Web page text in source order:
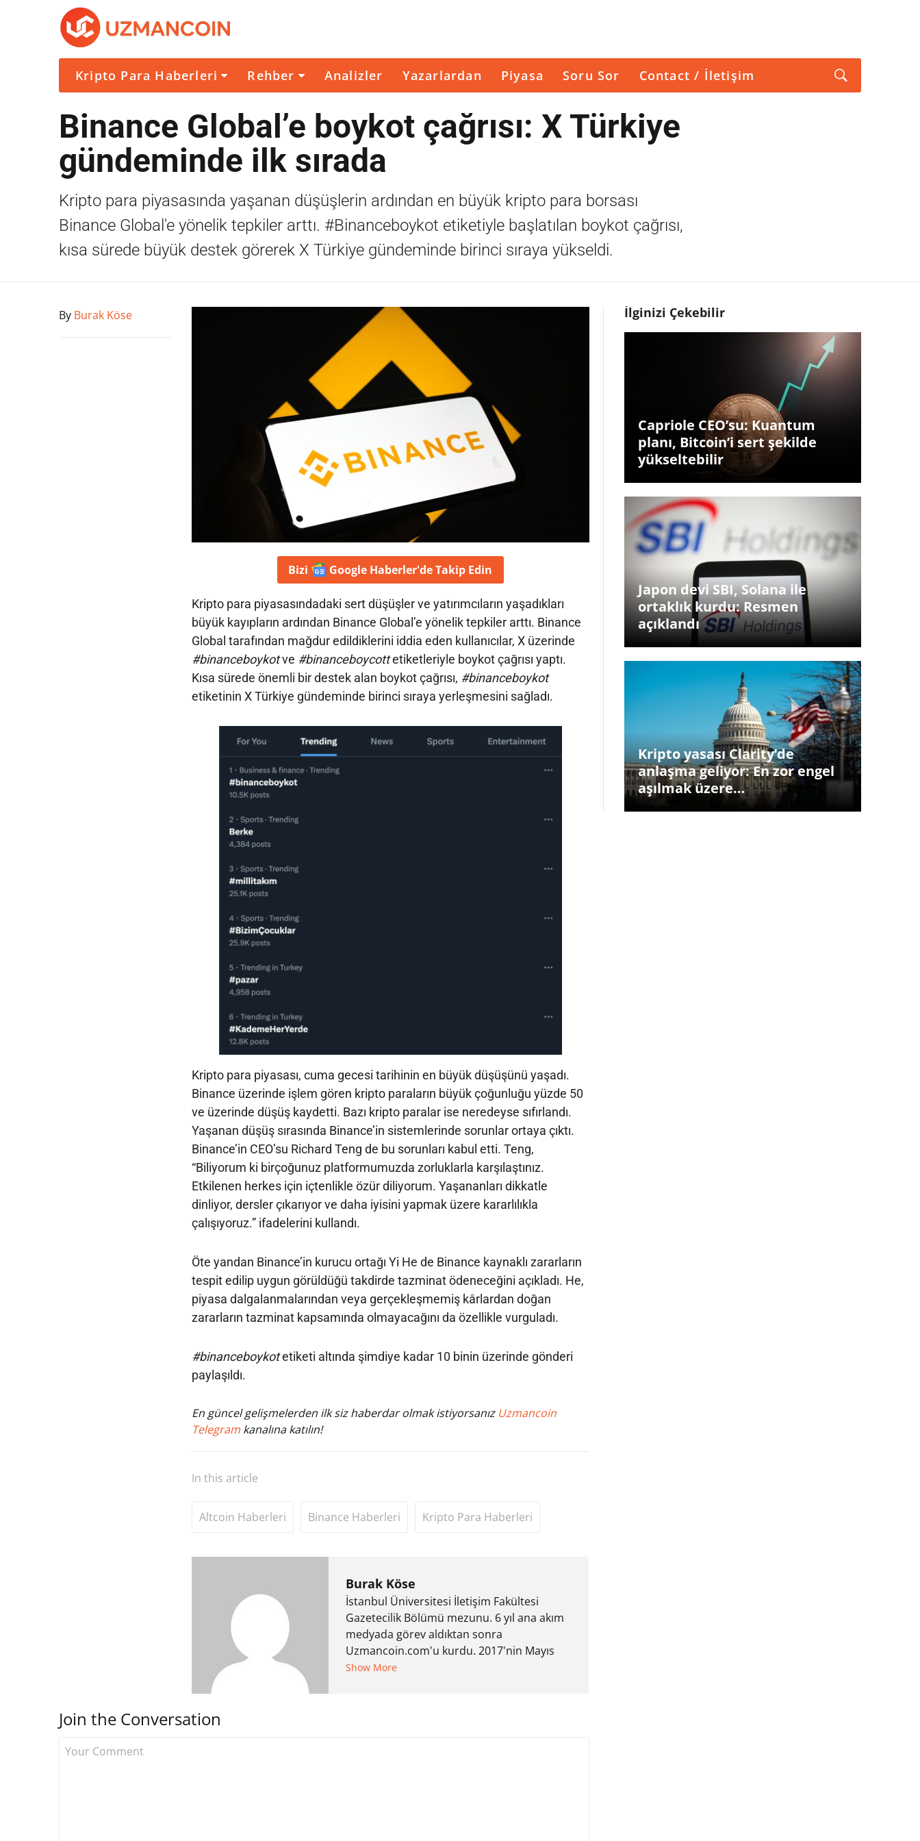
Kripto Para Haberleri Rehber Analizler Yazarlardan Piyasa Soru Sor Contact / İletişim
Binance Global’e boykot çağrısı: X Türkiye
gündeminde ilk sırada
Kripto para piyasasında yaşanan düşüşlerin ardından en büyük kripto para borsası
Binance Global'e yönelik tepkiler arttı. #Binanceboykot etiketiyle başlatılan boykot çağrısı,
kısa sürede büyük destek görerek X Türkiye gündeminde birinci sıraya yükseldi.
By Burak Köse
Bizi Google Haberler'deTakip Edin
Kripto para piyasasındadaki sert düşüşler ve yatırımcıların yaşadıkları
büyük kayıpların ardından Binance Global’e yönelik tepkiler arttı. Binance
Global tarafından mağdur edildiklerini iddia eden kullanıcılar, X üzerinde
#binanceboykotve #binanceboycottetiketleriyle boykot çağrısı yaptı.
Kısa sürede önemli bir destek alan boykot çağrısı, #binanceboykot
etiketinin X Türkiye gündeminde birinci sıraya yerleşmesini sağladı.
Kripto para piyasası, cuma gecesi tarihinin en büyük düşüşünü yaşadı.
Binance üzerinde işlem gören kripto paraların büyük çoğunluğu yüzde 50
ve üzerinde düşüş kaydetti. Bazı kripto paralar ise neredeyse sıfırlandı.
Yaşanan düşüş sırasında Binance’in sistemlerinde sorunlar ortaya çıktı.
Binance’in CEO’su Richard Teng de bu sorunları kabul etti. Teng,
“Biliyorum ki birçoğunuz platformumuzda zorluklarla karşılaştınız.
Etkilenen herkes için içtenlikle özür diliyorum. Yaşananları dikkatle
dinliyor, dersler çıkarıyor ve daha iyisini yapmak üzere kararlılıkla
çalışıyoruz.” ifadelerini kullandı.
Öte yandan Binance’in kurucu ortağı Yi He de Binance kaynaklı zararların
tespit edilip uygun görüldüğü takdirde tazminat ödeneceğini açıkladı. He,
piyasa dalgalanmalarından veya gerçekleşmemiş kârlardan doğan
zararların tazminat kapsamında olmayacağını da özellikle vurguladı.
#binanceboykotetiketi altında şimdiye kadar 10 binin üzerinde gönderi
paylaşıldı.
En güncel gelişmelerden ilk siz haberdar olmak istiyorsanız Uzmancoin
Telegram kanalına katılın!
In this article
Altcoin Haberleri Binance Haberleri Kripto Para Haberleri
Burak Köse
İstanbul Üniversitesi İletişim Fakültesi
Gazetecilik Bölümü mezunu. 6 yıl ana akım
medyada görev aldıktan sonra
Uzmancoin.com'u kurdu. 2017'nin Mayıs
ayından bu yana bilfiil kripto para
Show More
Join the Conversation
İlginizi Çekebilir
Capriole CEO’su: Kuantum
planı, Bitcoin’i sert şekilde
yükseltebilir
Japon devi SBI, Solana ile
ortaklık kurdu: Resmen
açıklandı
Kripto yasası Clarity’de
anlaşma geliyor: En zor engel
aşılmak üzere…